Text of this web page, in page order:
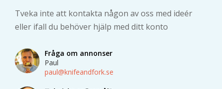
Tveka inte att kontakta någon av oss med ideér
eller ifall du behöver hjälp med ditt konto
Fråga om annonser
Paul
paul@knifeandfork.se